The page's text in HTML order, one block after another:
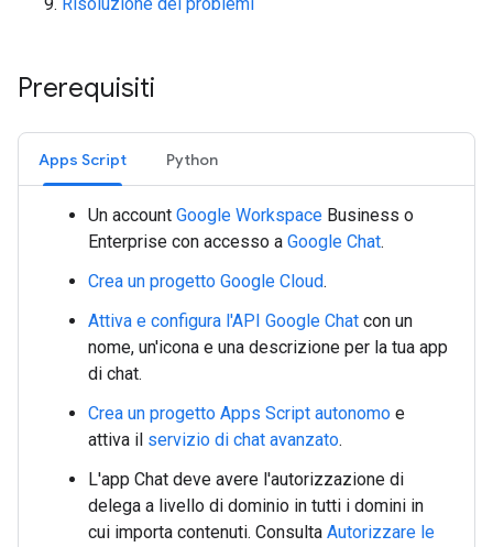
Prerequisiti
Apps Script Python
Un account Google Workspace Business o
Enterprise con accesso a Google Chat.
Crea un progetto Google Cloud.
Attiva e configura l'API Google Chat con un
nome, un'icona e una descrizione per la tua app
di chat.
Crea un progetto Apps Script autonomo e
attiva il servizio di chat avanzato.
L'app Chat deve avere l'autorizzazione di
delega a livello di dominio in tutti i domini in
cui importa contenuti. Consulta Autorizzare le